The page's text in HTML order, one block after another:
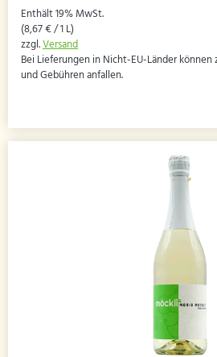
Enthält 19% MwSt.
(8,67€/ 1 L)
zzgl.Versand
Bei Lieferungen in Nicht-EU-Länder
und Gebühren anfallen.